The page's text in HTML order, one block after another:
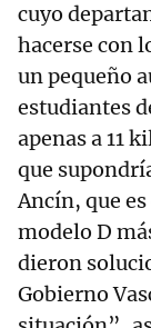
cuyo
hacerse con
un pequeño
estudiantes
apenas a 11
que
Ancín, que
modelo D
dieron
Gobierno